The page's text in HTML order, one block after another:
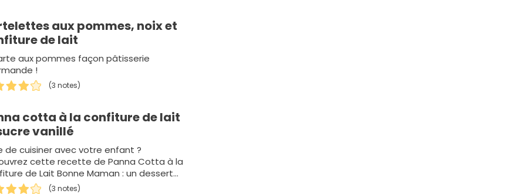
aux pommes, noix et
de lait
aux pommes façon pâtisserie
!
(3 notes)
cotta à la confiture de lait
vanillé
de cuisiner avec votre enfant ?
cette recette de Panna Cotta à la
de Lait Bonne Maman : un dessert
et tellement succulent !Une rece…
(3 notes)